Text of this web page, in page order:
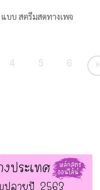
บบ สตรีมสดทางเพจ
4 5 6 »